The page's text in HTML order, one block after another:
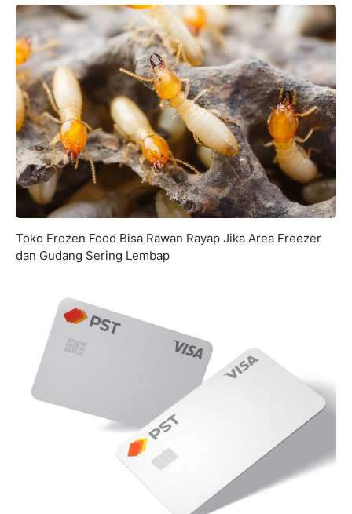
Toko Frozen Food Bisa Rawan Rayap Jika Area Freezer
dan Gudang Sering Lembap